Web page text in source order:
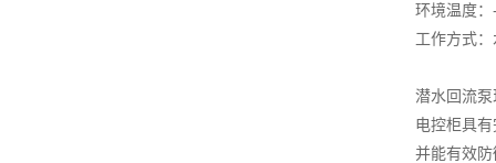
环境温度
工作方式
潜水回流
电控柜具
并能有效